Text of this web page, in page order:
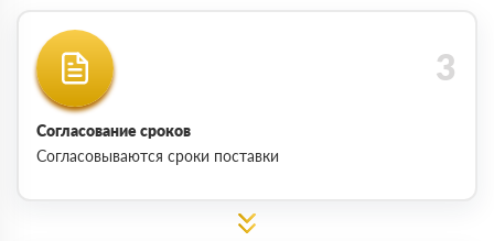
Согласование сроков
Согласовываются сроки поставки